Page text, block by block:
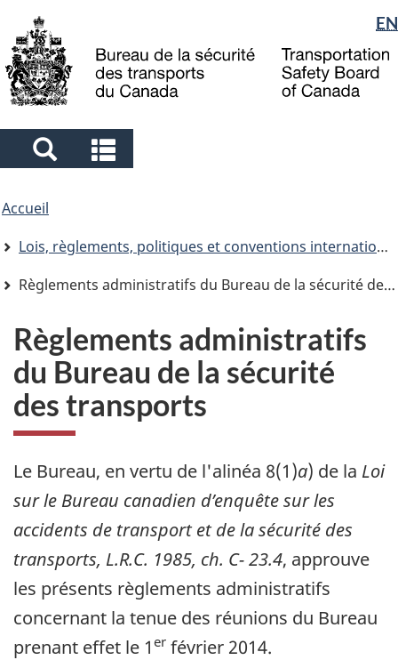
to
main
to
"About
government"
à
la
Sélection
de
la
langue
EN
Search
and
menus
and
êtes
ici
Accueil
Lois, règlements, politiques et conventions internationales
Règlements administratifs du Bureau de la sécurité des transports
Règlements administratifs
du Bureau de la sécurité
des transports
Le Bureau, en vertu de l'alinéa 8(1)a) de la Loi
sur le Bureau canadien d’enquête sur les
accidents de transport et de la sécurité des
transports, L.R.C. 1985, ch. C- 23.4, approuve
les présents règlements administratifs
concernant la tenue des réunions du Bureau
prenant effet le 1 er février 2014.